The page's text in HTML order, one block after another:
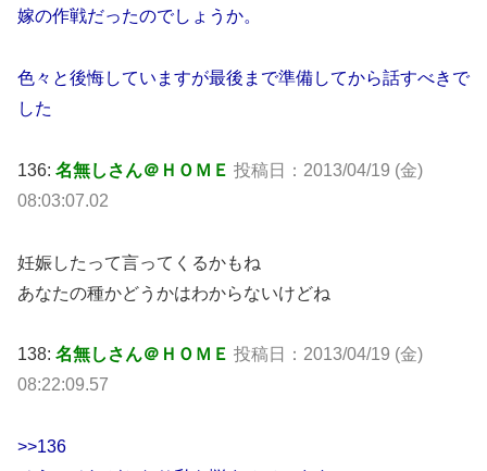
嫁の作戦だったのでしょうか。
色々と後悔していますが最後まで準備してから話すべきで
した
136: 名無しさん＠ＨＯＭＥ 投稿日：2013/04/19 (金)
08:03:07.02
妊娠したって言ってくるかもね
あなたの種かどうかはわからないけどね
138: 名無しさん＠ＨＯＭＥ 投稿日：2013/04/19 (金)
08:22:09.57
>>136